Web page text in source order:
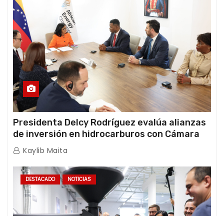
Presidenta Delcy Rodríguez evalúa alianzas
de inversión en hidrocarburos con Cámara
Africana de Energía
Kaylib Maita
DESTACADO NOTICIAS